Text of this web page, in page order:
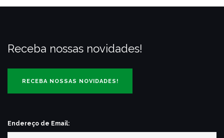
Receba nossas novidades!
Endereço de Email: